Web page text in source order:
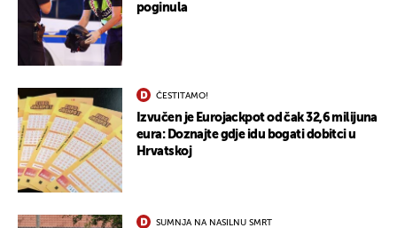
poginula
ČESTITAMO!
Izvučen je Eurojackpot od čak 32,6 milijuna
eura: Doznajte gdje idu bogati dobitci u
Hrvatskoj
SUMNJA NA NASILNU SMRT
UKLJUČITE NOTIFIKACIJE